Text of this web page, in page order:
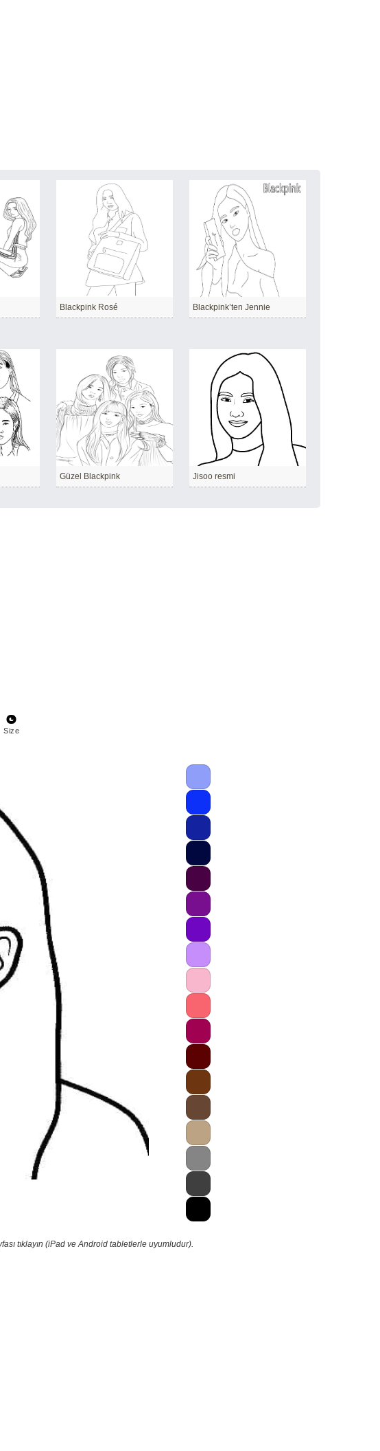
Blackpink Rosé Blackpink’ten Jennie
Güzel Blackpink Jisoo resmi
Size
tıklayın (iPad ve Android tabletlerle uyumludur).